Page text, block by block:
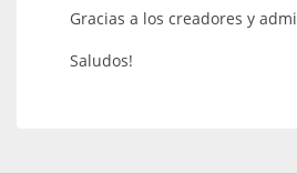
Gracias a los creadores y
Saludos!